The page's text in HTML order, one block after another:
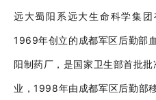
远大蜀阳系远大生命科学集
1969年创立的成都军区后勤部
阳制药厂，是国家卫生部首批
业，1998年由成都军区后勤部